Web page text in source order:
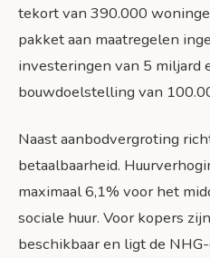
bescherming
Sociale huur:
verhoging
Vrije sector:
Conclusie:
financiering vraagt
Actiepunten
doelgroepen
tekort van 390.000
pakket aan maatregelen
investeringen van 5 miljard
bouwdoelstelling van
Naast aanbodvergroting
betaalbaarheid.
maximaal 6,1% voor het
sociale huur. Voor kopers
beschikbaar en ligt de